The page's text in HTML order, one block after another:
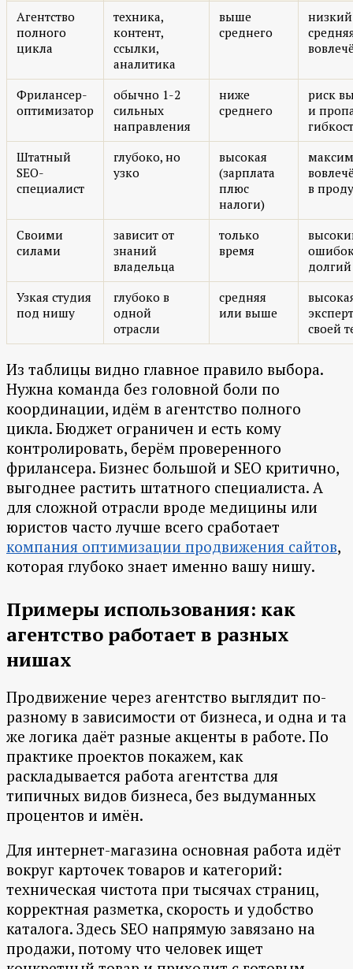
Агентство
полного
цикла
техника,
контент,
ссылки,
аналитика
выше
среднего
Фрилансер-
оптимизатор
обычно 1-2
сильных
направления
ниже
среднего
риск
и
Штатный
SEO-
специалист
глубоко, но
узко
высокая
(зарплата
плюс
налоги)
в
Своими
силами
зависит от
знаний
владельца
только
время
Узкая студия
под нишу
глубоко в
одной
отрасли
средняя
или выше
своей
Из таблицы видно главное правило выбора.
Нужна команда без головной боли по
координации, идём в агентство полного
цикла. Бюджет ограничен и есть кому
контролировать, берём проверенного
фрилансера. Бизнес большой и SEO критично,
выгоднее растить штатного специалиста. А
для сложной отрасли вроде медицины или
юристов часто лучше всего сработает
компания оптимизации продвижения сайтов,
которая глубоко знает именно вашу нишу.
Примеры использования: как
агентство работает в разных
нишах
Продвижение через агентство выглядит по-
разному в зависимости от бизнеса, и одна и та
же логика даёт разные акценты в работе. По
практике проектов покажем, как
раскладывается работа агентства для
типичных видов бизнеса, без выдуманных
процентов и имён.
Для интернет-магазина основная работа идёт
вокруг карточек товаров и категорий:
техническая чистота при тысячах страниц,
корректная разметка, скорость и удобство
каталога. Здесь SEO напрямую завязано на
продажи, потому что человек ищет